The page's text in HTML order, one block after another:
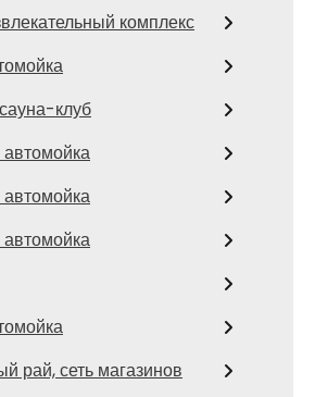
комплекс
клуб
рай, сеть магазинов